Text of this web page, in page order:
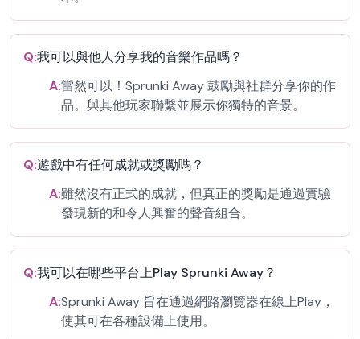
Q:我可以與他人分享我的音樂作品嗎？
A:當然可以！Sprunki Away 鼓勵與社群分享你的作
品。與其他玩家聯繫並展示你獨特的音景。
Q:遊戲中有任何成就或獎勵嗎？
A:雖然沒有正式的成就，但真正的獎勵是通過實驗
發現新的和令人興奮的聲音組合。
Q:我可以在哪些平台上Play Sprunki Away？
A:Sprunki Away 旨在通過網路瀏覽器在線上Play，
使其可在各種設備上使用。